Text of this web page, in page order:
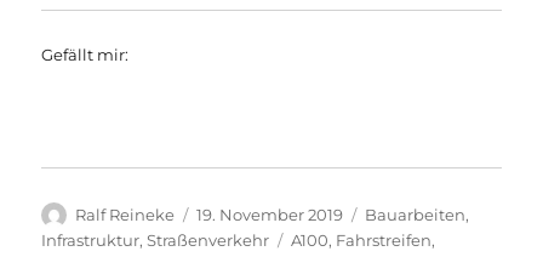
Gefällt mir:
Autor
Ralf Reineke
Veröffentlicht
am
19. November 2019 Kategorien
Bauarbeiten,
Infrastruktur,Straßenverkehr Schlagwörter
A100, Fahrstreifen,